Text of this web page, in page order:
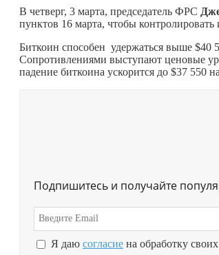
В четверг, 3 марта, председатель ФРС
пунктов 16 марта, чтобы
Биткоин способен удержаться выше $40
Сопротивлениями выступают ценовые
падение биткоина ускорится до $37 550
Подпишитесь и получайте
Я даю согласие на обработку